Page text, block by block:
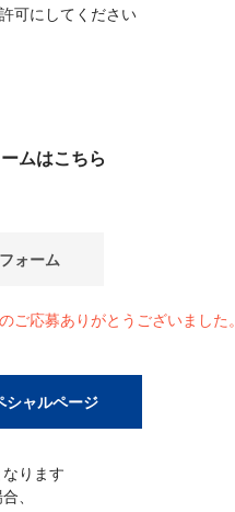
可にしてください
ムはこちら
ォーム
ご応募ありがとうございました。
シャルページ
ります
、